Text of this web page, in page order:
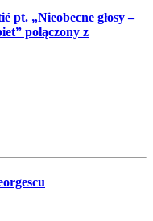
pt. „Nieobecne głosy –
połączony z